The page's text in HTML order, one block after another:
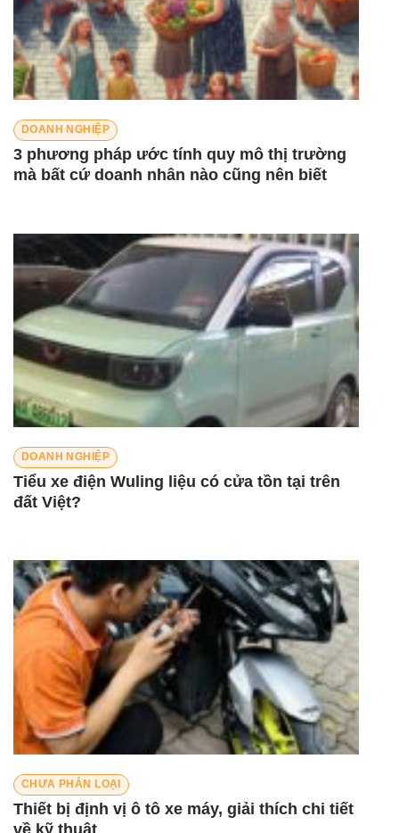
DOANH NGHIỆP
3 phương pháp ước tính quy mô thị trường
mà bất cứ doanh nhân nào cũng nên biết
DOANH NGHIỆP
Tiểu xe điện Wuling liệu có cửa tồn tại trên
đất Việt?
CHƯA PHÂN LOẠI
Thiết bị định vị ô tô xe máy, giải thích chi tiết